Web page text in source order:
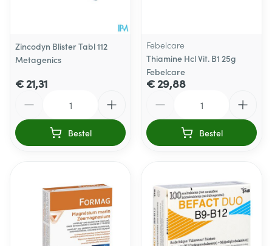
Zincodyn Blister Tabl 112
Metagenics
€ 21,31
Bestel
Febelcare
Thiamine Hcl Vit. B1 25g
Febelcare
€ 29,88
Bestel